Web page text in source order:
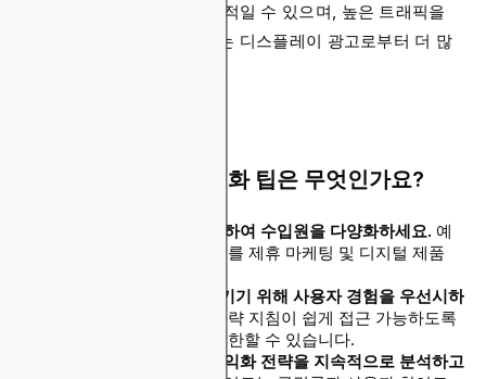
츠나 멤버십 모델에 더 수용적일 수 있으며, 높은 트래픽을
가진 일반적 관심사 사이트는 디스플레이 광고로부터 더 많
필수적인 트래픽 수익화 팁은 무엇인가요?
여러 수익화 방법을 구현하여 수입원을 다양화하세요. 예
를 들어, 디스플레이 광고를 제휴 마케팅 및 디지털 제품
관객을 유지하고 성장시키기 위해 사용자 경험을 우선시하
게이밍 블로그는 공략 지침이 쉽게 접근 가능하도록
하기 위해 광고 배치를 제한할 수 있습니다.
분석 도구를 사용하여 수익화 전략을 지속적으로 분석하고